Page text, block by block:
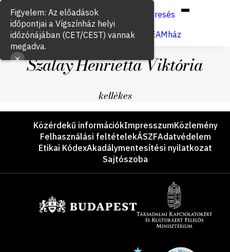
Keresés
Jegyvásárlás
VígSTREAMház
Szalay Henrietta Viktória
kellékes
LáblécKözérdekű információkImpresszumKözlemény
Felhasználási feltételekÁSZFAdatvédelem
Etikai KódexAkadálymentesítési nyilatkozat
Sajtószoba
Figyelem: Az előadások
időpontjai a Vígszínház helyi
időzónájában (CET/CEST) vannak
megadva.